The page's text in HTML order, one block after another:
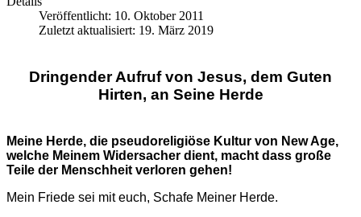
Veröffentlicht: 10. Oktober 2011
Zuletzt aktualisiert: 19. März 2019
Dringender Aufruf von Jesus, dem Guten
Hirten, an Seine Herde
Meine Herde, die pseudoreligiöse Kultur von New Age,
welche Meinem Widersacher dient, macht dass große
Teile der Menschheit verloren gehen!
Mein Friede sei mit euch, Schafe Meiner Herde.